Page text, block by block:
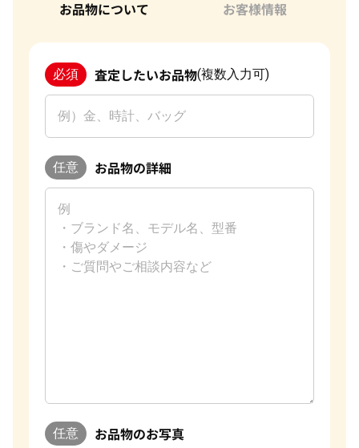
お品物について
お客様情報
必須 査定したいお品物(複数入力可)
任意 お品物の詳細
任意 お品物のお写真